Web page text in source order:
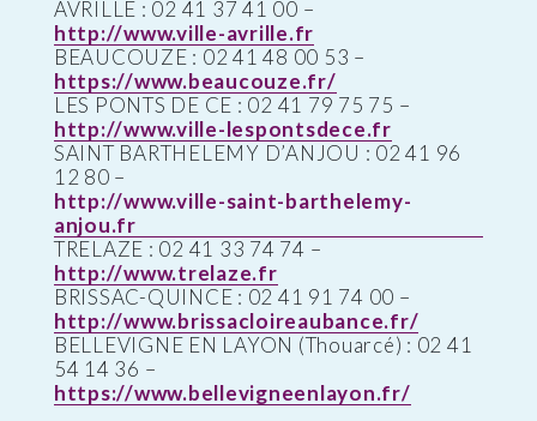
AVRILLE : 02 41 37 41 00 –
http://www.ville-avrille.fr
BEAUCOUZE : 02 41 48 00 53 –
https://www.beaucouze.fr/
LES PONTS DE CE : 02 41 79 75 75 –
http://www.ville-lespontsdece.fr
SAINT BARTHELEMY D’ANJOU : 02 41 96
12 80 –
http://www.ville-saint-barthelemy-
anjou.fr
TRELAZE : 02 41 33 74 74 –
http://www.trelaze.fr
BRISSAC-QUINCE : 02 41 91 74 00 –
http://www.brissacloireaubance.fr/
BELLEVIGNE EN LAYON (Thouarcé) : 02 41
54 14 36 –
https://www.bellevigneenlayon.fr/